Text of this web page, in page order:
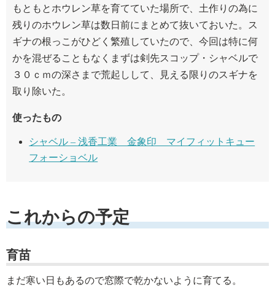
もともとホウレン草を育てていた場所で、土作りの為に
残りのホウレン草は数日前にまとめて抜いておいた。ス
ギナの根っこがひどく繁殖していたので、今回は特に何
かを混ぜることもなくまずは剣先スコップ・シャベルで
３０ｃｍの深さまで荒起しして、見える限りのスギナを
取り除いた。
使ったもの
シャベル – 浅香工業 金象印 マイフィットキュー
フォーショベル
これからの予定
育苗
まだ寒い日もあるので窓際で乾かないように育てる。